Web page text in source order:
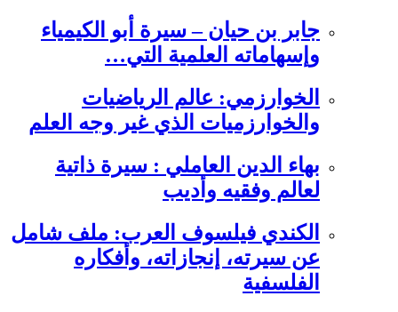
جابر بن حيان – سيرة أبو الكيمياء
وإسهاماته العلمية التي…
الخوارزمي: عالم الرياضيات
والخوارزميات الذي غير وجه العلم
بهاء الدين العاملي : سيرة ذاتية
لعالم وفقيه وأديب
الكندي فيلسوف العرب: ملف شامل
عن سيرته، إنجازاته، وأفكاره
الفلسفية